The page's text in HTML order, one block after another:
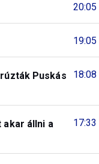
20:05
19:05
18:08
Puskás
17:33
akar állni a